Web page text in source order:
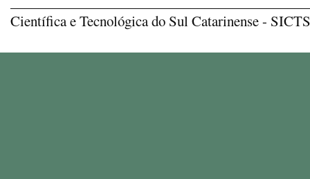
Científica e Tecnológica do Sul Catarinense -